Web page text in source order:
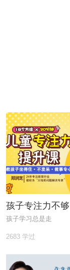
孩子学习总是走
2683 学过